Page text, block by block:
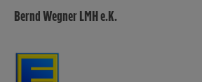
Bernd Wegner LMH e.K.